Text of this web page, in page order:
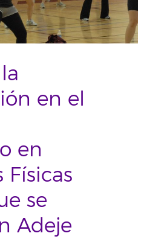
en el
en
se
Adeje